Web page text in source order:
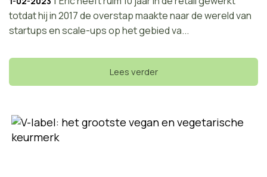
totdat hij in 2017 de overstap maakte naar de wereld van
startups en scale-ups op het gebied va...
Lees verder